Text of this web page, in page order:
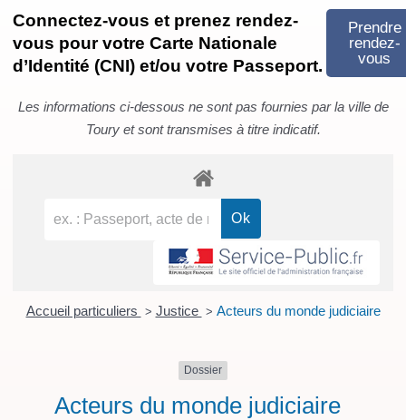
Connectez-vous et prenez rendez-
vous pour votre Carte Nationale
d’Identité (CNI) et/ou votre Passeport.
Prendre
rendez-
vous
Les informations ci-dessous ne sont pas fournies par la ville de
Toury et sont transmises à titre indicatif.
Accueil particuliers > Justice > Acteurs du monde judiciaire
Dossier
Acteurs du monde judiciaire